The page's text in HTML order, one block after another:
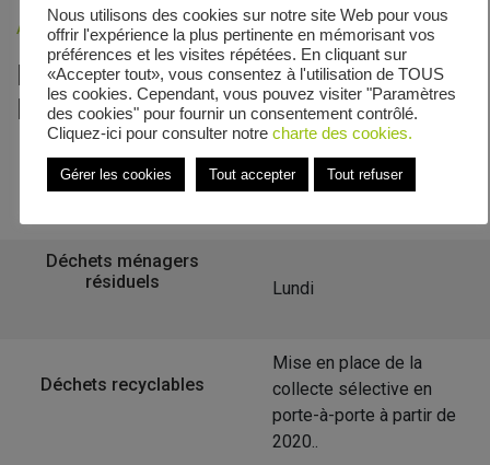
Accueil»Veolia - Zones de collecte»Bathelémont
Le calendrier de collecte de
Bathelémont
Retour à la liste des communes
Déchets ménagers
résiduels
Lundi
Déchets recyclables
Mise en place de la
collecte sélective en
porte-à-porte à partir de
2020..
Nous utilisons des cookies sur notre site Web pour vous
offrir l'expérience la plus pertinente en mémorisant vos
préférences et les visites répétées. En cliquant sur
«Accepter tout», vous consentez à l'utilisation de TOUS
les cookies. Cependant, vous pouvez visiter "Paramètres
des cookies" pour fournir un consentement contrôlé.
Cliquez-ici pour consulter notre charte des cookies.
Gérer les cookies Tout accepter Tout refuser